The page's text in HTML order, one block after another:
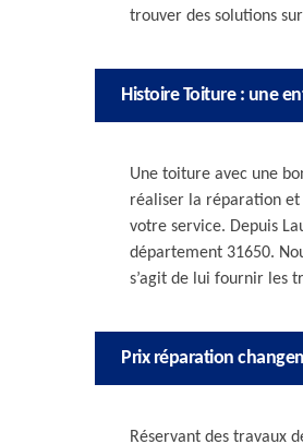
trouver des solutions
Histoire Toiture : une
Une toiture avec une
réaliser la réparation et
votre service. Depuis
département 31650.
s’agit de lui fournir les
Prix réparation
Réservant des travaux